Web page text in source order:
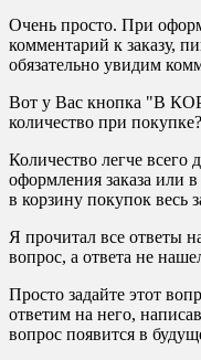
Очень просто. При
комментарий к заказу,
обязательно увидим
Вот у Вас кнопка "В
количество при покупке?
Количество легче всего
оформления заказа или
в корзину покупок весь
Я прочитал все ответы
вопрос, а ответа не
Просто задайте этот
ответим на него,
вопрос появится в